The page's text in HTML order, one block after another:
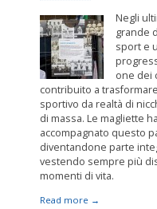
Negli
grande
sport e
one dei
contribuito a
sportivo da realtà di
di massa. Le magliette
accompagnato questo
diventandone parte
vestendo sempre più
momenti di vita.
Read more →